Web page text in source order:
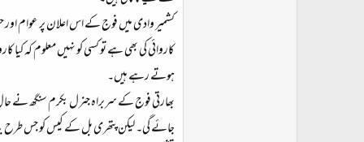
کشمیر وادی میں فوج کے اس اعلان پر عوام اور
کاروائی کی بھی ہے تو کسی کو نہیں معلوم کہ
ہوتے رہے ہیں۔
بھارتی فوج کے سربراہ جنرل بکرم سنگھ نے
جائے گی۔ لیکن پتھری بل کے کیس کو جس